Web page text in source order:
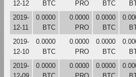
12-12
BTC
PRO
BTC
2019-
12-11
0.0000
BTC
0.0000
PRO
0.0000
BTC
2019-
12-10
0.0000
BTC
0.0000
PRO
0.0000
BTC
2019-
0.0000
0.0000
0.0000